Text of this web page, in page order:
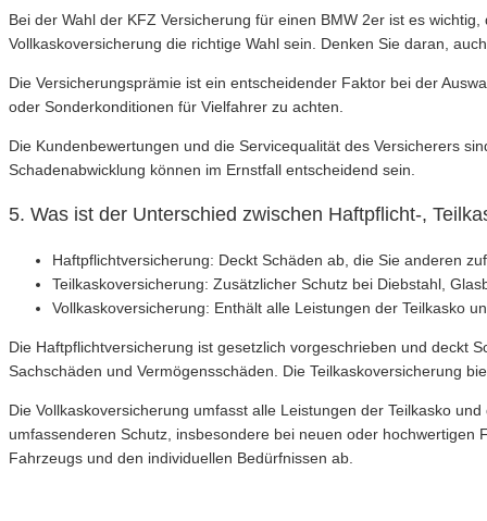
Bei der Wahl der KFZ Versicherung für einen BMW 2er ist es
Vollkaskoversicherung die richtige Wahl sein. Denken Sie daran,
Die Versicherungsprämie ist ein entscheidender Faktor bei der
oder Sonderkonditionen für Vielfahrer zu achten.
Die Kundenbewertungen und die Servicequalität des Versicherers
Schadenabwicklung können im Ernstfall entscheidend sein.
5. Was ist der Unterschied zwischen Haftpflicht-,
Haftpflichtversicherung: Deckt Schäden ab, die Sie anderen
Teilkaskoversicherung: Zusätzlicher Schutz bei Diebstahl,
Vollkaskoversicherung: Enthält alle Leistungen der Teilkasko
Die Haftpflichtversicherung ist gesetzlich vorgeschrieben und deckt
Sachschäden und Vermögensschäden. Die Teilkaskoversicherung
Die Vollkaskoversicherung umfasst alle Leistungen der Teilkasko
umfassenderen Schutz, insbesondere bei neuen oder
Fahrzeugs und den individuellen Bedürfnissen ab.